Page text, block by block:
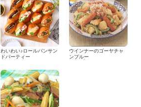
わいわい♪ロールパンサン
ドパーティー
ウインナーのゴーヤチャ
ンプルー